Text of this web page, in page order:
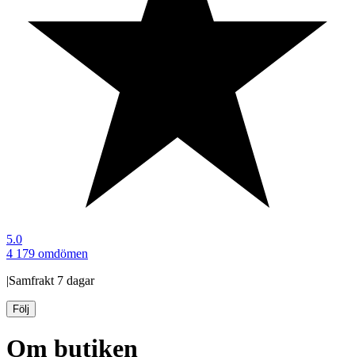
5.0
4 179 omdömen
|Samfrakt 7 dagar
Följ
Om butiken